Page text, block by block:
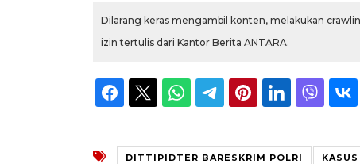
Dilarang keras mengambil konten, melakukan
izin tertulis dari Kantor Berita ANTARA.
DITTIPIDTER BARESKRIM POLRI